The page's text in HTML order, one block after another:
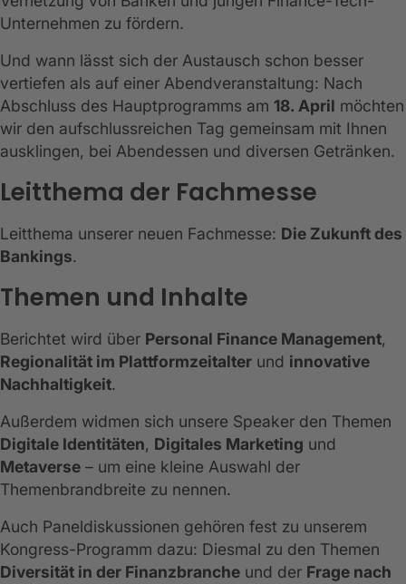
Unternehmen zu fördern.
Und wann lässt sich der Austausch schon besser
vertiefen als auf einer Abendveranstaltung: Nach
Abschluss des Hauptprogramms am 18. April möchten
wir den aufschlussreichen Tag gemeinsam mit Ihnen
ausklingen, bei Abendessen und diversen Getränken.
Leitthema der Fachmesse
Leitthema unserer neuen Fachmesse: Die Zukunft des
Bankings.
Themen und Inhalte
Berichtet wird über Personal Finance Management,
Regionalität im Plattformzeitalter und innovative
Nachhaltigkeit.
Außerdem widmen sich unsere Speaker den Themen
Digitale Identitäten, Digitales Marketing und
Metaverse – um eine kleine Auswahl der
Themenbrandbreite zu nennen.
Auch Paneldiskussionen gehören fest zu unserem
Kongress-Programm dazu: Diesmal zu den Themen
Diversität in der Finanzbranche und der Frage nach